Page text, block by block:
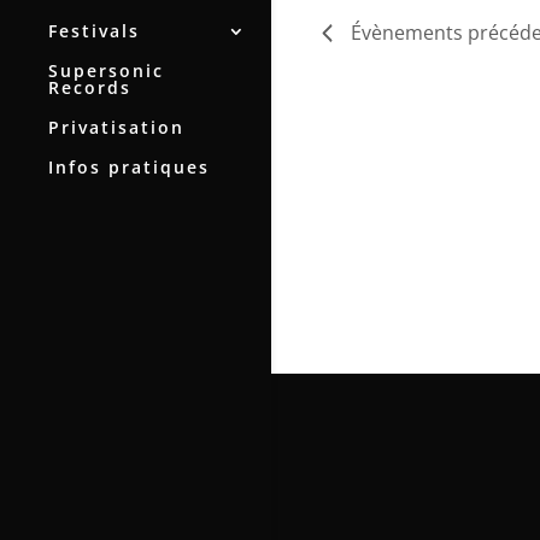
Festivals
Supersonic
Records
Privatisation
Infos pratiques
Évènements